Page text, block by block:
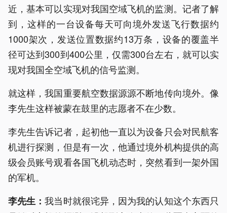
近，基本可以实现对我国空域飞机的监测。记者了解
到，这样的一台设备每天可向境外发送飞行数据约
1000架次，发送位置数据约13万条，设备的覆盖半
径可达到300到400公里，仅需300台左右，就可以实
现对我国全空域飞机的信号监测。
就这样，我国重要航空数据源源不断地传向境外。像
李先生这样被蒙在鼓里的志愿者不在少数。
李先生告诉记者，起初他一直以为设备只会对民航客
机进行探测，但是有一次，他通过境外机构提供的高
级会员账号观看各国飞机动态时，突然看到一架外国
的军机。
李先生：我当时就很诧异，因为我的认知这个东西只